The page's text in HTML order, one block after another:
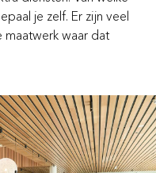
je zelf. Er zijn veel
waar dat